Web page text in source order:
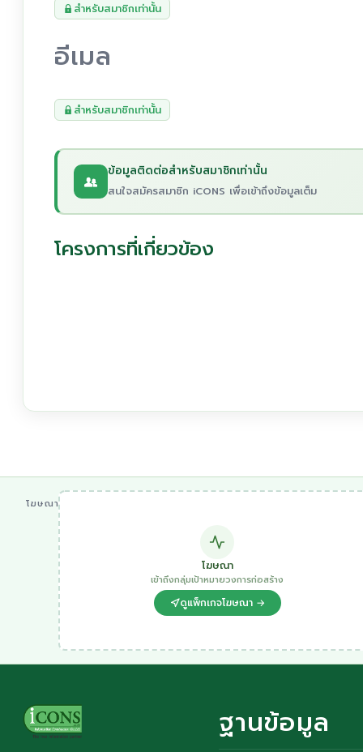
สำหรับสมาชิกเท่านั้น
อีเมล
สำหรับสมาชิกเท่านั้น
ข้อมูลติดต่อสำหรับสมาชิกเท่านั้น
สนใจสมัครสมาชิก iCONS เพื่อเข้าถึงข้อมูลเต็ม
โครงการที่เกี่ยวข้อง
โฆษณา
โฆษณา
เข้าถึงกลุ่มเป้าหมายวงการก่อสร้าง
ดูแพ็กเกจโฆษณา →
ฐานข้อมูล